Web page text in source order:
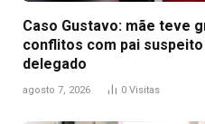
Caso Gustavo: mãe teve
conflitos com pai
delegado
agosto 7, 2026 0 Visitas